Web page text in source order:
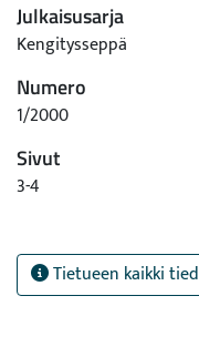
Julkaisusarja
Kengitysseppä
Numero
1/2000
Sivut
3-4
Tietueen kaikki